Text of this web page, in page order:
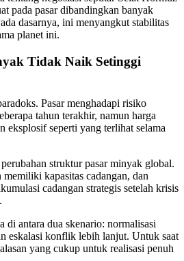
pada pasar dibandingkan banyak
dasarnya, ini menyangkut stabilitas
planet ini.
Tidak Naik Setinggi
Pasar menghadapi risiko
tahun terakhir, namun harga
eksplosif seperti yang terlihat selama
struktur pasar minyak global.
kapasitas cadangan, dan
cadangan strategis setelah krisis
di antara dua skenario: normalisasi
eskalasi konflik lebih lanjut. Untuk saat
yang cukup untuk realisasi penuh